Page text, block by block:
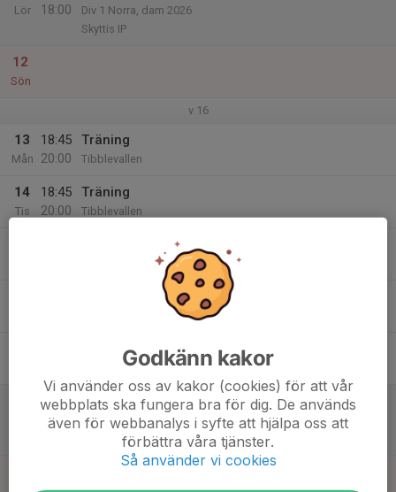
Lör
18:00
Div 1 Norra, dam 2026
Skyttis IP
12
Sön
v.16
13
Mån
18:45
20:00
Träning
Tibblevallen
14
Tis
18:45
20:00
Träning
Tibblevallen
Träning
Tibblevallen
13:00
15:00
Match mot IK Brage
Div 1 Norra, dam 2026
Borlänge Energi Arena
Godkänn kakor
Vi använder oss av kakor (cookies) för att vår
webbplats ska fungera bra för dig. De används
även för webbanalys i syfte att hjälpa oss att
förbättra våra tjänster.
Så använder vi cookies